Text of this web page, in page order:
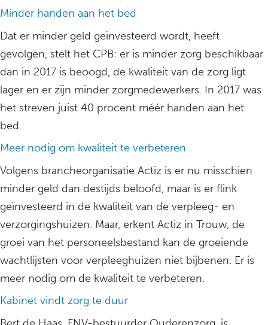
Mínder handen aan het bed
Dat er minder geld geïnvesteerd wordt, heeft
gevolgen, stelt het CPB: er is minder zorg beschikbaar
dan in 2017 is beoogd, de kwaliteit van de zorg ligt
lager en er zijn minder zorgmedewerkers. In 2017 was
het streven juist 40 procent méér handen aan het
bed.
Meer nodig om kwaliteit te verbeteren
Volgens brancheorganisatie Actiz is er nu misschien
minder geld dan destijds beloofd, maar is er flink
geïnvesteerd in de kwaliteit van de verpleeg- en
verzorgingshuizen. Maar, erkent Actiz in Trouw, de
groei van het personeelsbestand kan de groeiende
wachtlijsten voor verpleeghuizen niet bijbenen. Er is
meer nodig om de kwaliteit te verbeteren.
Kabinet vindt zorg te duur